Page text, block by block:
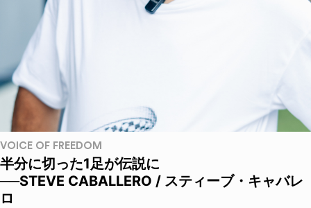
VOICE OF FREEDOM
半分に切った1足が伝説に
──STEVE CABALLERO / スティーブ・キャバレ
ロ